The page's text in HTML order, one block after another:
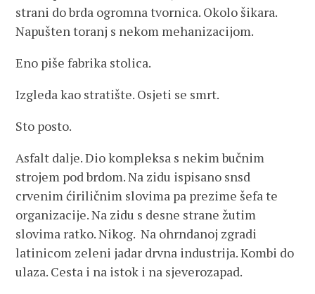
strani do brda ogromna tvornica. Okolo šikara.
Napušten toranj s nekom mehanizacijom.
Eno piše fabrika stolica.
Izgleda kao stratište. Osjeti se smrt.
Sto posto.
Asfalt dalje. Dio kompleksa s nekim bučnim
strojem pod brdom. Na zidu ispisano snsd
crvenim ćiriličnim slovima pa prezime šefa te
organizacije. Na zidu s desne strane žutim
slovima ratko. Nikog. Na ohrndanoj zgradi
latinicom zeleni jadar drvna industrija. Kombi do
ulaza. Cesta i na istok i na sjeverozapad.